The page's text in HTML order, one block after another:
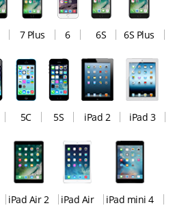
7 Plus 6 6S 6S Plus
5C 5S iPad 2 iPad 3
iPad Air 2 iPad Air iPad mini 4